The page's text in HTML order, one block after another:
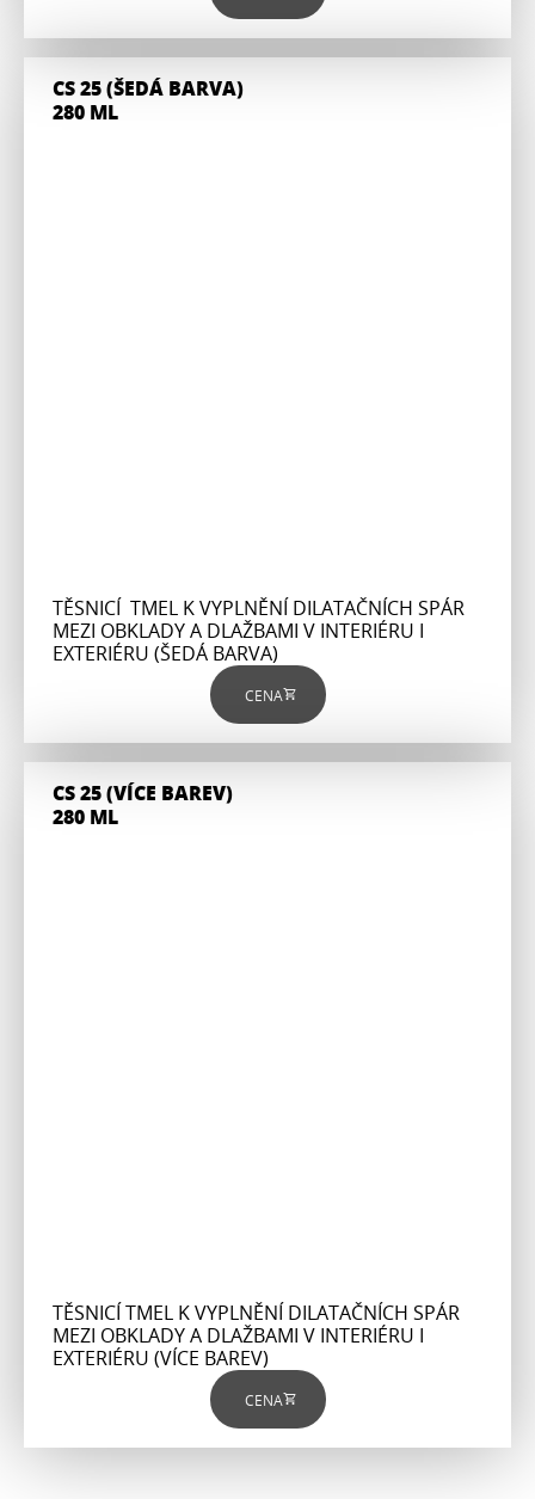
CS 25 (ŠEDÁ BARVA)
280 ML
TĚSNICÍ TMEL K VYPLNĚNÍ DILATAČNÍCH SPÁR
MEZI OBKLADY A DLAŽBAMI V INTERIÉRU I
EXTERIÉRU (ŠEDÁ BARVA)
CENA
CS 25 (VÍCE BAREV)
280 ML
TĚSNICÍ TMEL K VYPLNĚNÍ DILATAČNÍCH SPÁR
MEZI OBKLADY A DLAŽBAMI V INTERIÉRU I
EXTERIÉRU (VÍCE BAREV)
CENA